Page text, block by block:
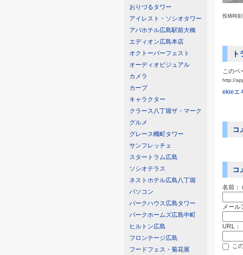
おりづるタワー
アイレスト・ソシオタワー
アパホテル広島駅前大橋
エディオン広島本店
オクトーバーフェスト
オーディオビジュアル
カメラ
カープ
キャラクター
クラース八丁堀ザ・マーク
グルメ
グレース幟町タワー
サンフレッチェ
スタートラム広島
ソシオテラス
ネストホテル広島八丁堀
パソコン
パークハウス広島タワー
パークホームズ広島中町
ヒルトン広島
フロンテージ広島
フードフェス・菊花展
投稿時
ト
このペ
http://
ekieエ
コ
コ
名前：
メール
URL：
こ